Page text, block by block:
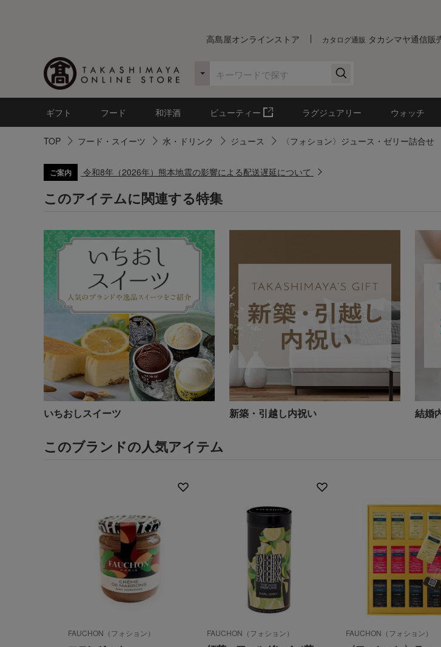
高島屋オンラインストア カタログ通販 タカシマヤ通信販
ギフト フード 和洋酒 ビューティー ラグジュアリー ウォッチ
TOP フード・スイーツ 水・ドリンク ジュース 〈フォション〉ジュース・ゼリー詰合せ
ご案内 令和8年（2026年）熊本地震の影響による配送遅延について
このアイテムに関連する特集
いちおしスイーツ 新築・引越し内祝い 結婚
このブランドの人気アイテム
FAUCHON（フォション） FAUCHON（フォション） FAUCHON（フォション）